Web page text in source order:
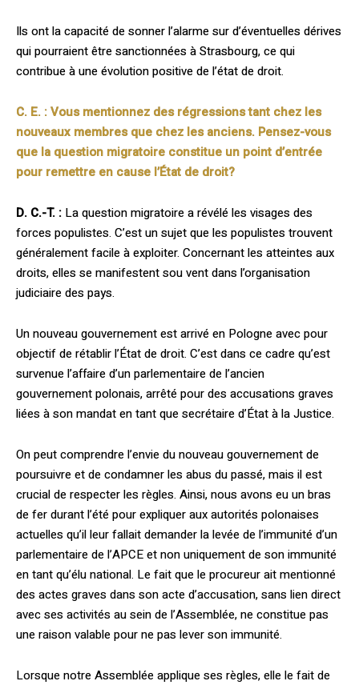
Ils ont la capacité de sonner l’alarme sur d’éventuelles dérives
qui pourraient être sanctionnées à Strasbourg, ce qui
contribue à une évolution positive de l’état de droit.
C. E. :Vous mentionnez des régressions tant chez les
nouveaux membres que chez les anciens. Pensez-vous
que la question migratoire constitue un point d’entrée
pour remettre en cause l’État de droit?
D. C.-T. : La question migratoire a révélé les visages des
forces populistes. C’est un sujet que les populistes trouvent
généra­lement facile à exploiter. Concernant les atteintes aux
droits, elles se manifestent sou­ vent dans l’organisation
judiciaire des pays.
Un nouveau gouvernement est arrivé en Pologne avec pour
objectif de rétablir l’État de droit. C’est dans ce cadre qu’est
survenue l’affaire d’un parlementaire de l’ancien
gouvernement polonais, arrêté pour des accusations graves
liées à son mandat en tant que secrétaire d’État à la Justice.
On peut comprendre l’envie du nouveau gouvernement de
poursuivre et de condam­ner les abus du passé, mais il est
crucial de respecter les règles. Ainsi, nous avons eu un bras
de fer durant l’été pour expliquer aux autorités polonaises
actuelles qu’il leur fallait demander la levée de l’immunité d’un
parlementaire de l’APCE et non uniquement de son immunité
en tant qu’élu national. Le fait que le procureur ait mentionné
des actes graves dans son acte d’accusation, sans lien direct
avec ses activités au sein de l’Assemblée, ne constitue pas
une raison valable pour ne pas lever son immunité.
Lorsque notre Assemblée applique ses règles, elle le fait de